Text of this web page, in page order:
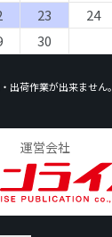
23 24
30
出荷作業が出来ません。
運営会社